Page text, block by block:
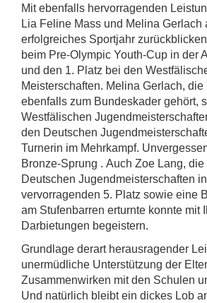
Mit ebenfalls hervorragenden
Lia Feline Mass und Melina Gerlach
erfolgreiches Sportjahr
beim Pre-Olympic Youth-Cup in der
und den 1. Platz bei den
Meisterschaften. Melina Gerlach,
ebenfalls zum Bundeskader gehört,
Westfälischen
den Deutschen
Turnerin im Mehrkampf.
Bronze-Sprung . Auch Zoe Lang, die
Deutschen Jugendmeisterschaften
vervorragenden 5. Platz sowie eine
am Stufenbarren erturnte konnte mit
Darbietungen begeistern.
Grundlage derart herausragender
unermüdliche Unterstützung der
Zusammenwirken mit den Schulen
Und natürlich bleibt ein dickes Lob